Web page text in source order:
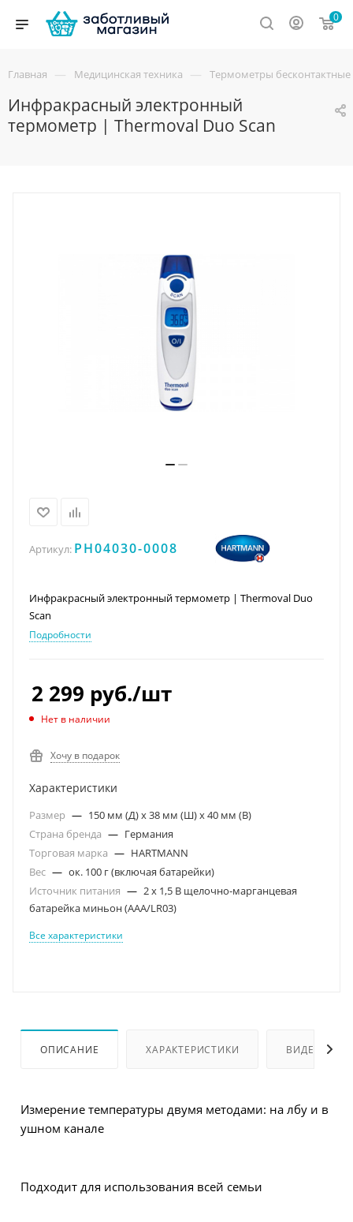
0
Главная — Медицинская техника — Термометры
Инфракрасный электронный
термометр | Thermoval Duo Scan
Артикул: PH04030-0008
Инфракрасный электронный термометр | Thermoval Duo
Scan
Подробности
2 299 руб./шт
Нет в наличии
Хочу в подарок
Характеристики
Размер — 150 мм (Д) x 38 мм (Ш) x 40 мм (В)
Страна бренда — Германия
Торговая марка — HARTMANN
Вес — ок. 100 г (включая батарейки)
Источник питания — 2 x 1,5 В щелочно-марганцевая
батарейка миньон (ААА/LR03)
Все характеристики
ОПИСАНИЕ ХАРАКТЕРИСТИКИ ВИДЕО
Измерение температуры двумя методами: на лбу и в
ушном канале
Подходит для использования всей семьи